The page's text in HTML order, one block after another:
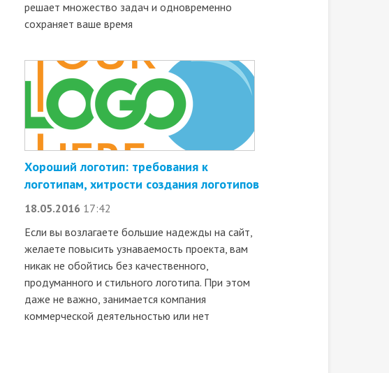
решает множество задач и одновременно
сохраняет ваше время
Хороший логотип: требования к
логотипам, хитрости создания логотипов
18.05.2016 17:42
Если вы возлагаете большие надежды на сайт,
желаете повысить узнаваемость проекта, вам
никак не обойтись без качественного,
продуманного и стильного логотипа. При этом
даже не важно, занимается компания
коммерческой деятельностью или нет